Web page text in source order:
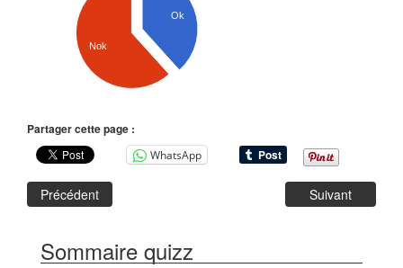
Ok
Nok
Partager cette page :
WhatsApp
Précédent Suivant
Sommaire quizz